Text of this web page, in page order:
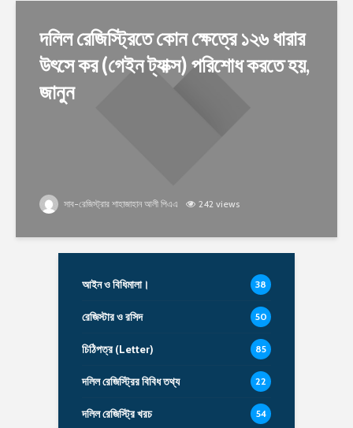
দলিল রেজিস্ট্রিতে কোন ক্ষেত্রে ১২৬ ধারার
উৎসে কর (গেইন ট্যাক্স) পরিশোধ করতে হয়,
জানুন
সাব-রেজিস্ট্রার শাহাজাহান আলী পিএএ 242 views
আইন ও বিধিমালা। 38
রেজিস্টার ও রসিদ 50
চিঠিপত্র (Letter) 85
দলিল রেজিস্ট্রির বিবিধ তথ্য 22
দলিল রেজিস্ট্রি খরচ 54